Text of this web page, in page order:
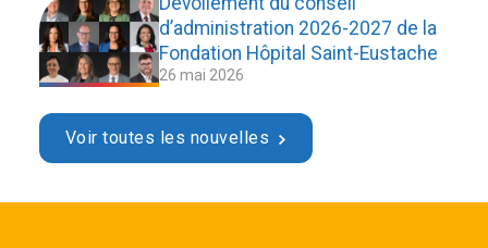
d’administration 2026-2027 de la
Fondation Hôpital Saint-Eustache
26 mai 2026
Voir toutes les nouvelles